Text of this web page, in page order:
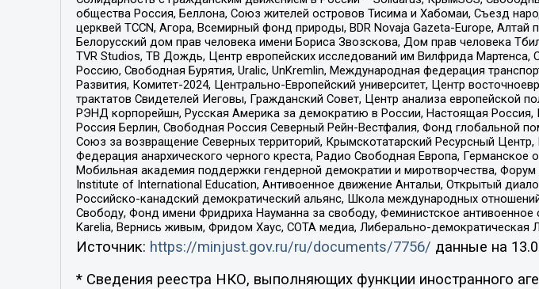
общества Россия, Беллона, Союз жителей островов Тисима и Хабомаи, Съезд
церквей TCCN, Агора, Всемирный фонд природы, BDR Novaja Gazeta-Europe,
Белорусский дом прав человека имени Бориса Звозскова, Дом прав человека
TVR Studios, ТВ Дождь, Центр европейских исследований им Вилфрида
Россию, Свободная Бурятия, Uralic, UnKremlin, Международная федерация
Развития, Комитет-2024, Центрально-Европейский университет, Центр
трактатов Свидетелей Иеговы, Гражданский Совет, Центр анализа европейской
РЭНД корпорейшн, Русская Америка за демократию в России, Настоящая
Россия Берлин, Свободная Россия Северный Рейн-Вестфалия, Фонд глобальной
Союз за возвращение Северных территорий, Крымскотатарский Ресурсный
Федерация анархического черного креста, Радио Свободная Европа,
Мобильная академия поддержки гендерной демократии и миротворчества,
Institute of International Education, Антивоенное движение Антальи, Открытый
Российско-канадский демократический альянс, Школа международных
Свободу, Фонд имени Фридриха Науманна за свободу, Феминистское
Karelia, Вернись живым, Фридом Хаус, СОТА медиа, Либерально-демократическая
Источник: https://minjust.gov.ru/ru/documents/7756/ данные на
* Сведения реестра НКО, выполняющих функции иностранного